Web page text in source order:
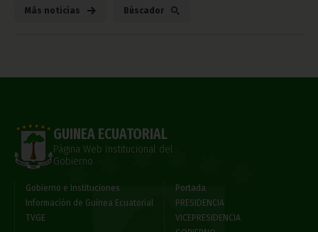
Más noticias Búscador
GUINEA ECUATORIAL
Página Web Institucional del
Gobierno
Gobierno e Instituciones
Información de Guinea Ecuatorial
TVGE
Portada
PRESIDENCIA
VICEPRESIDENCIA